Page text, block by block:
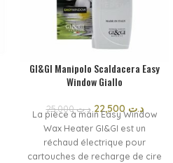
GI&GI Manipolo Scaldacera Easy
Window Giallo
د.ت25,000 د.ت
La pièce à main Easy Window
Wax Heater GI&GI est un
réchaud électrique pour
cartouches de recharge de cire